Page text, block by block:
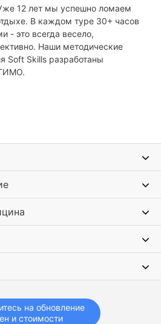
12 лет мы успешно ломаем
В каждом туре 30+ часов
- это всегда весело,
Наши методические
Soft Skills разработаны
образование,
погружение и развитие soft
и до последних объятий.
соответствует всем
уровень сервиса 4* и
обучающая направленность –
обязательны для всех.
знания, эмоции и настроение.
на обновление
и стоимости
море
Лагеря с бассейном на море